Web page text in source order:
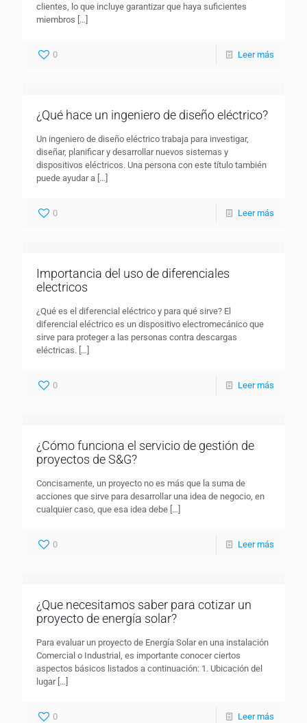
clientes, lo que incluye garantizar que haya suficientes
miembros […]
0 Leer más
¿Qué hace un ingeniero de diseño eléctrico?
Un ingeniero de diseño eléctrico trabaja para investigar,
diseñar, planificar y desarrollar nuevos sistemas y
dispositivos eléctricos. Una persona con este título también
puede ayudar a […]
0 Leer más
Importancia del uso de diferenciales
electricos
¿Qué es el diferencial eléctrico y para qué sirve? El
diferencial eléctrico es un dispositivo electromecánico que
sirve para proteger a las personas contra descargas
eléctricas. […]
0 Leer más
¿Cómo funciona el servicio de gestión de
proyectos de S&G?
Concisamente, un proyecto no es más que la suma de
acciones que sirve para desarrollar una idea de negocio, en
cualquier caso, que esa idea debe […]
0 Leer más
¿Que necesitamos saber para cotizar un
proyecto de energía solar?
Para evaluar un proyecto de Energía Solar en una instalación
Comercial o Industrial, es importante conocer ciertos
aspectos básicos listados a continuación: 1. Ubicación del
lugar[…]
0 Leer más